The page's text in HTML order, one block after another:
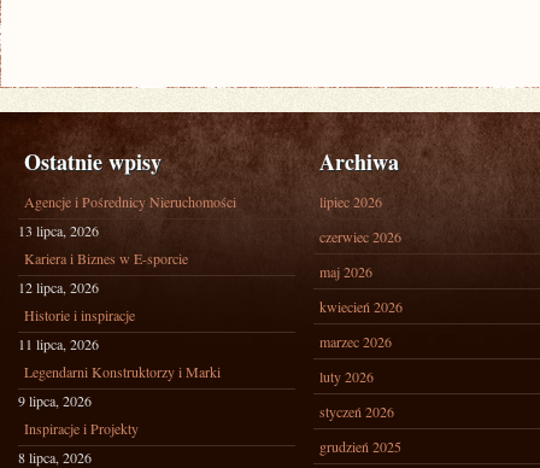
Ostatnie wpisy
Agencje i Pośrednicy Nieruchomości
13 lipca, 2026
Kariera i Biznes w E-sporcie
12 lipca, 2026
Historie i inspiracje
11 lipca, 2026
Legendarni Konstruktorzy i Marki
9 lipca, 2026
Inspiracje i Projekty
8 lipca, 2026
Archiwa
lipiec 2026
czerwiec 2026
maj 2026
kwiecień 2026
marzec 2026
luty 2026
styczeń 2026
grudzień 2025